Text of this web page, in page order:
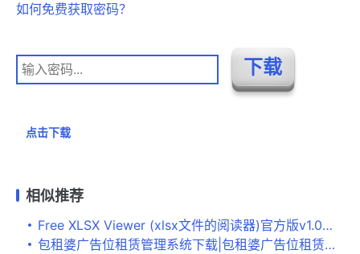
如何免费获取密码？
点击下载
相似推荐
Free XLSX Viewer (xlsx文件的阅读器)官方版v1.0下载
包租婆广告位租赁管理系统下载|包租婆广告位租赁管理软件 官方版V10.322下载